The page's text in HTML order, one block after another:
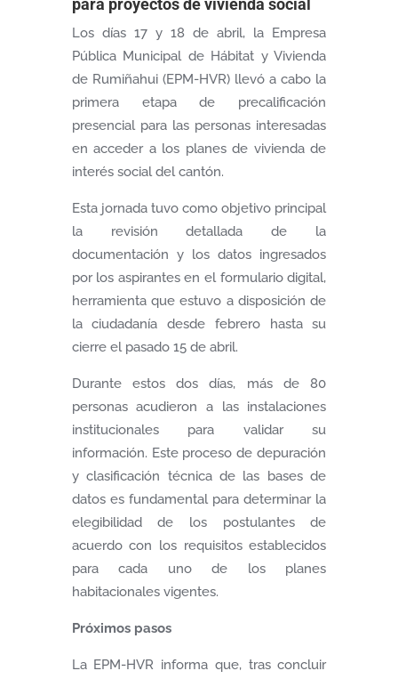
para proyectos de vivienda social
Los días 17 y 18 de abril, la Empresa
Pública Municipal de Hábitat y Vivienda
de Rumiñahui (EPM-HVR) llevó a cabo la
primera etapa de precalificación
presencial para las personas interesadas
en acceder a los planes de vivienda de
interés social del cantón.
Esta jornada tuvo como objetivo principal
la revisión detallada de la
documentación y los datos ingresados
por los aspirantes en el formulario digital,
herramienta que estuvo a disposición de
la ciudadanía desde febrero hasta su
cierre el pasado 15 de abril.
Durante estos dos días, más de 80
personas acudieron a las instalaciones
institucionales para validar su
información. Este proceso de depuración
y clasificación técnica de las bases de
datos es fundamental para determinar la
elegibilidad de los postulantes de
acuerdo con los requisitos establecidos
para cada uno de los planes
habitacionales vigentes.
Próximos pasos
La EPM-HVR informa que, tras concluir